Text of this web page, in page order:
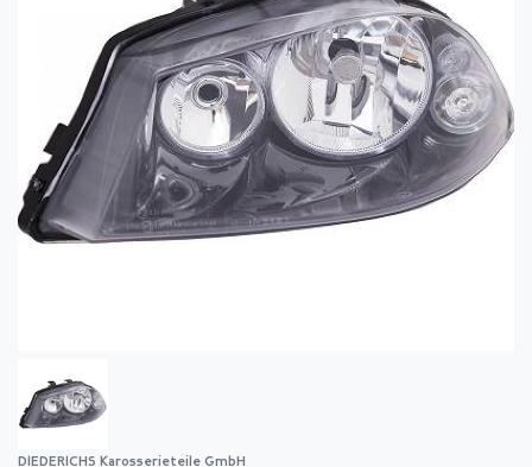
DIEDERICHS Karosserieteile GmbH